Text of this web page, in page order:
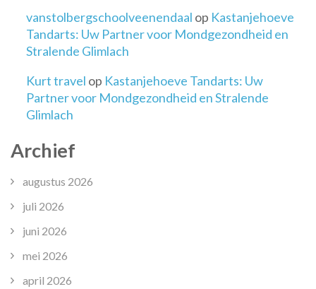
vanstolbergschoolveenendaal op Kastanjehoeve
Tandarts: Uw Partner voor Mondgezondheid en
Stralende Glimlach
Kurt travel op Kastanjehoeve Tandarts: Uw
Partner voor Mondgezondheid en Stralende
Glimlach
Archief
augustus 2026
juli 2026
juni 2026
mei 2026
april 2026